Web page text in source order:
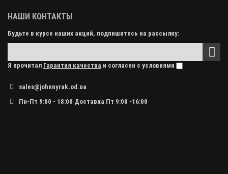
НАШИ КОНТАКТЫ
Будьте в курсе наших акций, подпишитесь на рассылку:
Я прочитал Гарантия качества и согласен с условиями
sales@johnnyrak.od.ua
Пн-Пт 9:00 - 18:00 Доставка Пт 9:00 -16:00